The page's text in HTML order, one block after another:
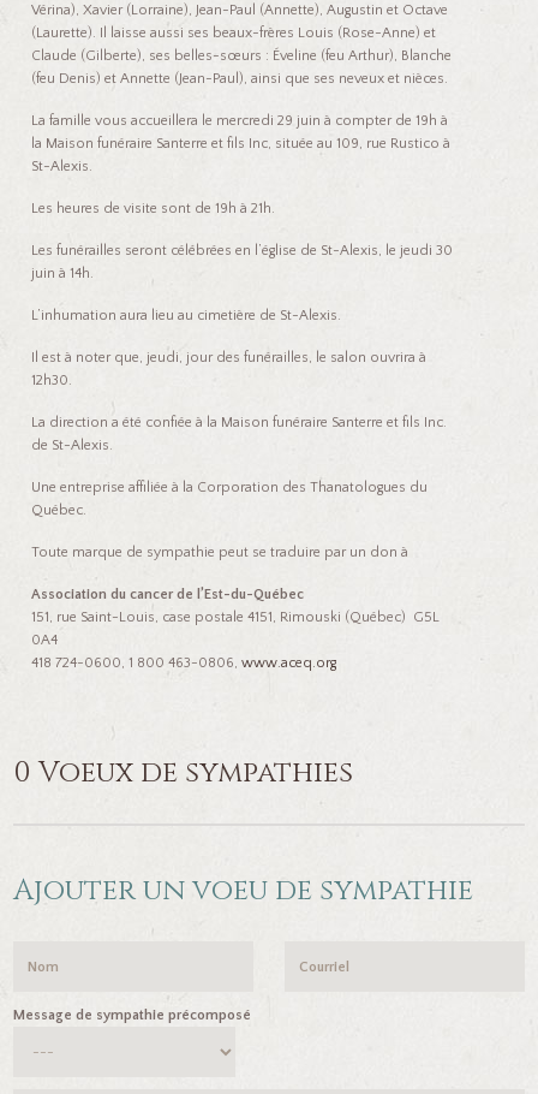
Vérina), Xavier (Lorraine), Jean-Paul (Annette), Augustin et Octave
(Laurette). Il laisse aussi ses beaux-frères Louis (Rose-Anne) et
Claude (Gilberte), ses belles-sœurs : Éveline (feu Arthur), Blanche
(feu Denis) et Annette (Jean-Paul), ainsi que ses neveux et nièces.
La famille vous accueillera le mercredi 29 juin à compter de 19h à
la Maison funéraire Santerre et fils Inc, située au 109, rue Rustico à
St-Alexis.
Les heures de visite sont de 19h à 21h.
Les funérailles seront célébrées en l’église de St-Alexis, le jeudi 30
juin à 14h.
L’inhumation aura lieu au cimetière de St-Alexis.
Il est à noter que, jeudi, jour des funérailles, le salon ouvrira à
12h30.
La direction a été confiée à la Maison funéraire Santerre et fils Inc.
de St-Alexis.
Une entreprise affiliée à la Corporation des Thanatologues du
Québec.
Toute marque de sympathie peut se traduire par un don à
Association du cancer de l’Est-du-Québec
151, rue Saint-Louis, case postale 4151, Rimouski (Québec) G5L
0A4
418 724-0600, 1 800 463-0806,www.aceq.org
0 Voeux de sympathies
Ajouter un voeu de sympathie
Message de sympathie précomposé